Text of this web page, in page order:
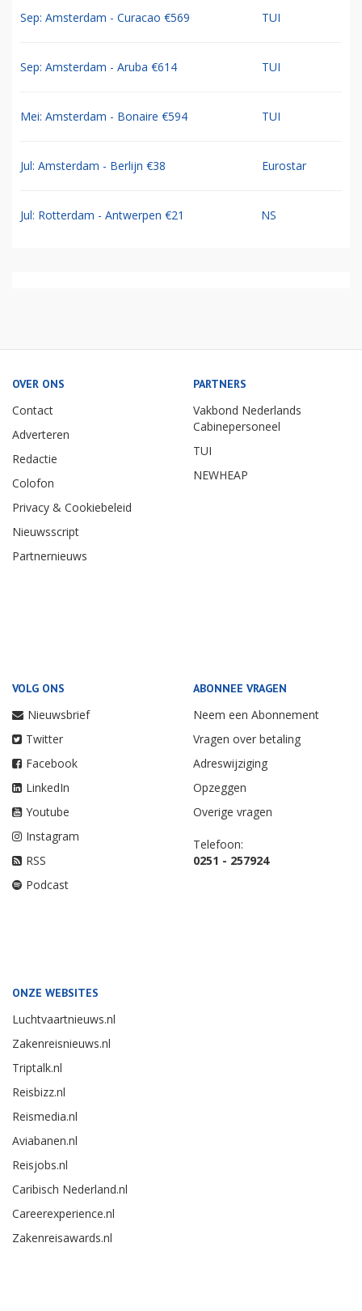
Sep: Amsterdam - Curacao €569 TUI
Sep: Amsterdam - Aruba €614 TUI
Mei: Amsterdam - Bonaire €594 TUI
Jul: Amsterdam - Berlijn €38 Eurostar
Jul: Rotterdam - Antwerpen €21 NS
OVER ONS
Contact
Adverteren
Redactie
Colofon
Privacy & Cookiebeleid
Nieuwsscript
Partnernieuws
PARTNERS
Vakbond Nederlands
Cabinepersoneel
TUI
NEWHEAP
VOLG ONS
Nieuwsbrief
Twitter
Facebook
LinkedIn
Youtube
Instagram
RSS
Podcast
ABONNEE VRAGEN
Neem een Abonnement
Vragen over betaling
Adreswijziging
Opzeggen
Overige vragen
Telefoon:
0251 - 257924
ONZE WEBSITES
Luchtvaartnieuws.nl
Zakenreisnieuws.nl
Triptalk.nl
Reisbizz.nl
Reismedia.nl
Aviabanen.nl
Reisjobs.nl
Caribisch Nederland.nl
Careerexperience.nl
Zakenreisawards.nl